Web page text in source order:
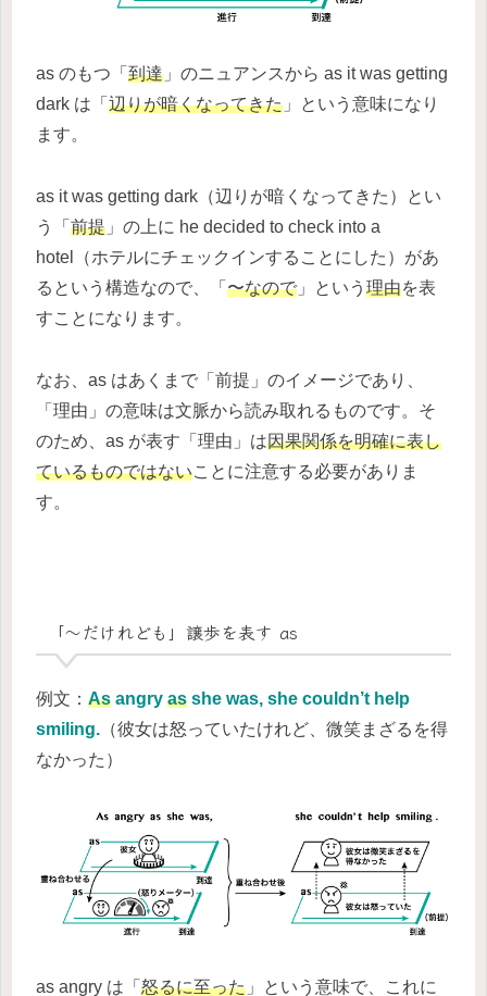
as のもつ「 到達 」のニュアンスから as it was getting
dark は「 辺りが暗くなってきた 」という意味になり
ます。
as it was getting dark（辺りが暗くなってきた）とい
う「 前提 」の上に he decided to check into a
hotel（ホテルにチェックインすることにした）があ
るという構造なので、「 〜なので 」という 理由を表
すことになります。
なお、as はあくまで「前提」のイメージであり、
「理由」の意味は文脈から読み取れるものです。そ
のため、as が表す「理由」は因果関係を明確に表し
ているものではないことに注意する必要がありま
す。
「～だけれども」譲歩を表す as
例文： As angry as she was, she couldn’t help
smiling. （彼女は怒っていたけれど、微笑まざるを得
なかった）
as angry は「 怒るに至った 」という意味で、これに